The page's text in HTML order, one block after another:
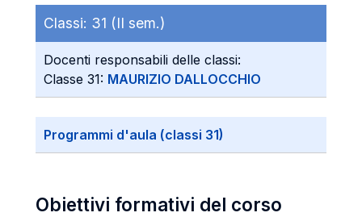
Classi: 31 (II sem.)
Docenti responsabili delle classi:
Classe 31: MAURIZIO DALLOCCHIO
Programmi d'aula (classi 31)
Obiettivi formativi del corso